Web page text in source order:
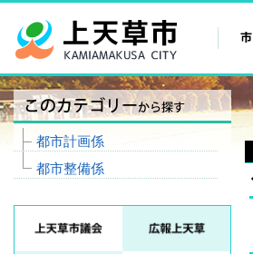
都市計画係
都市整備係